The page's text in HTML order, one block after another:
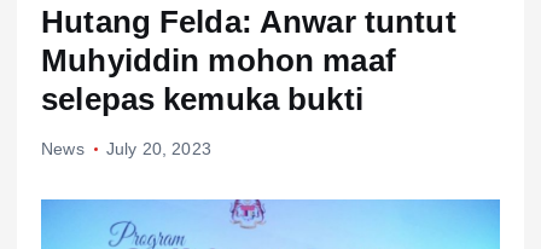
Hutang Felda: Anwar tuntut
Muhyiddin mohon maaf
selepas kemuka bukti
News July 20, 2023